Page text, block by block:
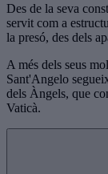
Des de la seva
servit com a
la presó, des dels
A més dels seus
Sant'Angelo
dels Àngels, que
Vaticà.